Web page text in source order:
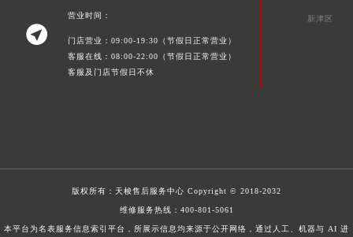

营业时间：
门店营业：09:00-19:30（节假日正常营业）
客服在线：08:00-22:00（节假日正常营业）
客服及门店节假日不休
新津区
版权所有： 天梭售后服务中心 Copyright © 2018-2032
维修服务热线： 400-801-5061
本平台为名表服务信息索引平台，所展示信息均来源于公开网络，通过人工、机器与 AI 进